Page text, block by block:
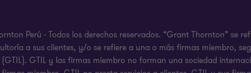
Perú - Todos los derechos reservados. “Grant Thornton” se
a sus clientes, y/o se refiere a una o más firmas miembro,
GTIL y las firmas miembro no forman una sociedad